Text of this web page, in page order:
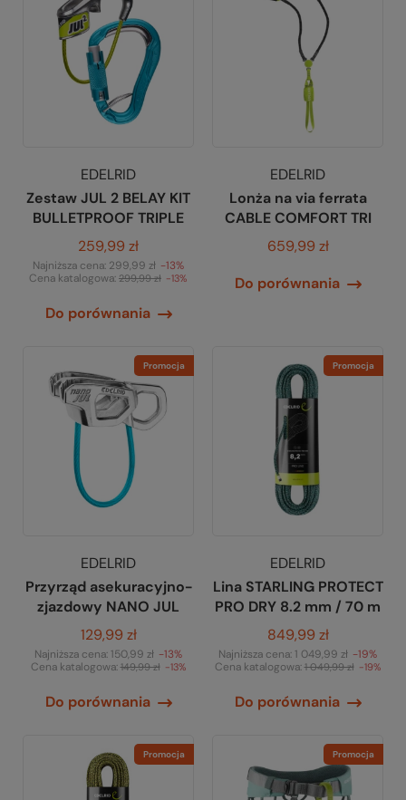
EDELRID
Zestaw JUL 2 BELAY KIT
BULLETPROOF TRIPLE
259,99 zł
Najniższa cena: 299,99 zł -13%
Cena katalogowa: 299,99 zł -13%
Do porównania
EDELRID
Lonża na via ferrata
CABLE COMFORT TRI
659,99 zł
Do porównania
Promocja
EDELRID
Przyrząd asekuracyjno-
zjazdowy NANO JUL
129,99 zł
Najniższa cena:150,99 zł -13%
Cena katalogowa:149,99 zł -13%
Do porównania
Promocja
EDELRID
Lina STARLING PROTECT
PRO DRY 8.2 mm / 70 m
849,99 zł
Najniższa cena:1 049,99 zł -19%
Cena katalogowa:1 049,99 zł -19%
Do porównania
Promocja Promocja